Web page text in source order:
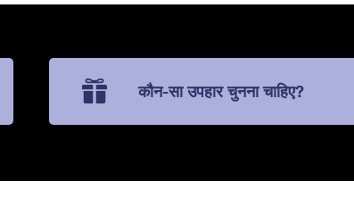
कौन-सा उपहार चुनना चाहिए?